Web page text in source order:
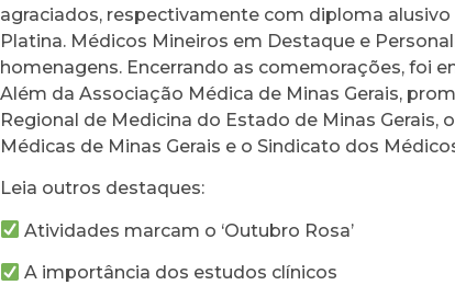
agraciados, respectivamente com diploma
Platina. Médicos Mineiros em Destaque e
homenagens. Encerrando as comemorações, foi
Além da Associação Médica de Minas Gerais,
Regional de Medicina do Estado de Minas Gerais,
Médicas de Minas Gerais e o Sindicato dos
Leia outros destaques:
Atividades marcam o ‘Outubro Rosa’
A importância dos estudos clínicos